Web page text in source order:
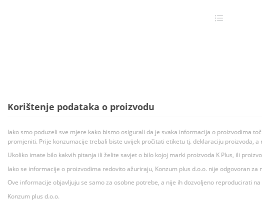
Korištenje podataka o proizvodu
Iako smo poduzeli sve mjere kako bismo osigurali da je svaka informacija o proizvodima
promjeniti. Prije konzumacije trebali biste uvijek pročitati etiketu tj. deklaraciju proizvoda,
Ukoliko imate bilo kakvih pitanja ili želite savjet o bilo kojoj marki proizvoda K Plus, ili
Iako se informacije o proizvodima redovito ažuriraju, Konzum plus d.o.o. nije odgovoran
Ove informacije objavljuju se samo za osobne potrebe, a nije ih dozvoljeno reproducirati
Konzum plus d.o.o.